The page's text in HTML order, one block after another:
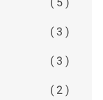
( 3 )
( 3 )
( 2 )